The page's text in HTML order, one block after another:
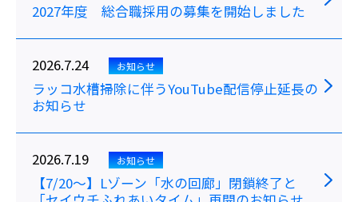
2027年度 総合職採用の募集を開始しました
2026.7.24 お知らせ
ラッコ水槽掃除に伴うYouTube配信停止延長の
お知らせ
2026.7.19 お知らせ
【7/20～】Lゾーン「水の回廊」閉鎖終了と